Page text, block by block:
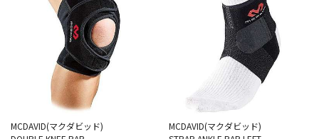
MCDAVID(マクダビッド)
MCDAVID(マクダビッド)